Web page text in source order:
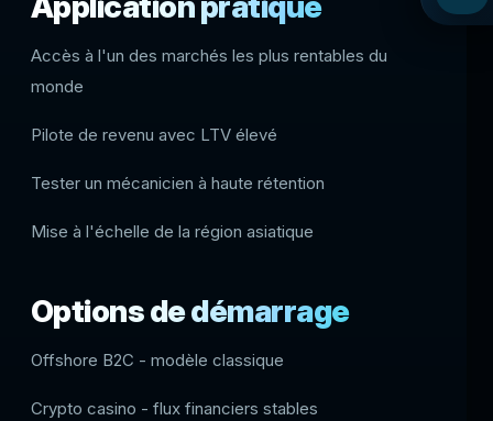
Accès à l'un des marchés les plus rentables du
monde
Pilote de revenu avec LTV élevé
Tester un mécanicien à haute rétention
Mise à l'échelle de la région asiatique
Options de démarrage
Offshore B2C - modèle classique
Crypto casino - flux financiers stables